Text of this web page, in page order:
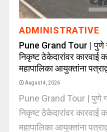
ADMINISTRATIVE
Pune Grand Tour | पुणे
निकृष्ट ठेकेदारांवर कारवाई
महापालिका आयुक्तांना
August 4, 2026
Pune Grand Tour | पुणे
निकृष्ट ठेकेदारांवर कारवाई
महापालिका आयुक्तांना